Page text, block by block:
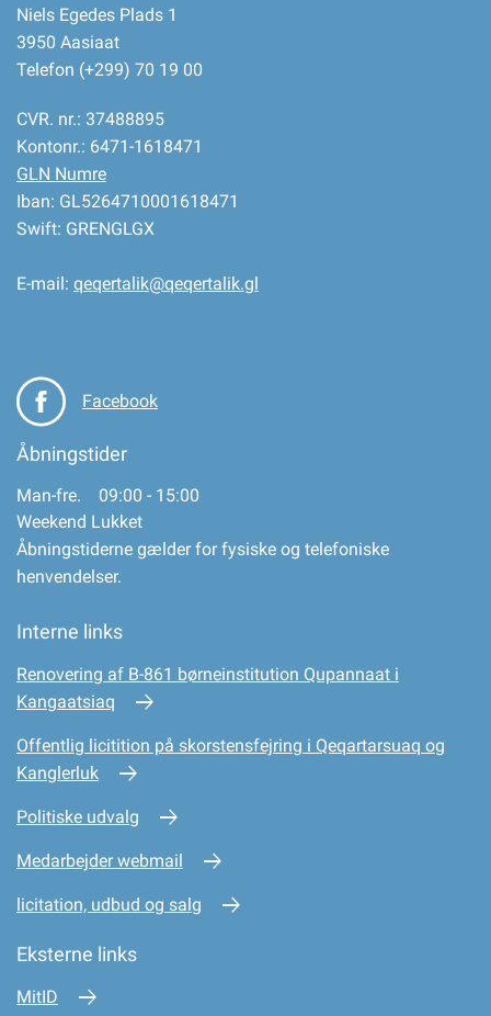
Niels Egedes Plads 1
3950 Aasiaat
Telefon (+299) 70 19 00
CVR. nr.: 37488895
Kontonr.: 6471-1618471
GLN Numre
Iban: GL5264710001618471
Swift: GRENGLGX
E-mail: qeqertalik@qeqertalik.gl
Facebook
Åbningstider
Man-fre. 09:00 - 15:00
Weekend Lukket
Åbningstiderne gælder for fysiske og telefoniske
henvendelser.
Interne links
Renovering af B-861 børneinstitution Qupannaat i
Kangaatsiaq
Offentlig licitition på skorstensfejring i Qeqartarsuaq og
Kanglerluk
Politiske udvalg
Medarbejder webmail
licitation, udbud og salg
Eksterne links
MitID